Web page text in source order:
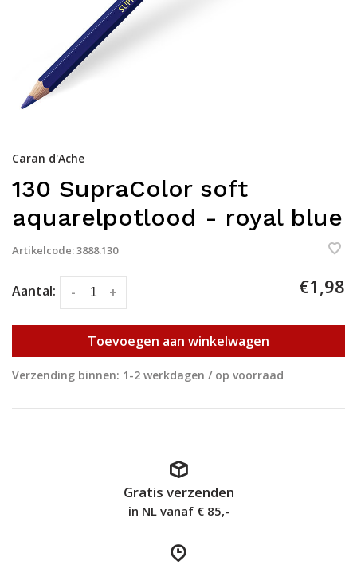
Caran d'Ache
130 SupraColor soft
aquarelpotlood - royal blue
Artikelcode:3888.130
Aantal: +
- €1,98
Toevoegen aan winkelwagen
Verzending binnen: 1-2 werkdagen / op voorraad
Gratis verzenden
in NL vanaf € 85,-